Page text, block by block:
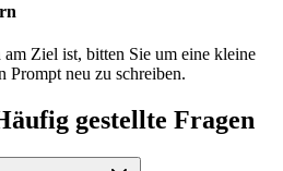
am Ziel ist, bitten Sie um eine kleine
Prompt neu zu schreiben.
gestellte Fragen